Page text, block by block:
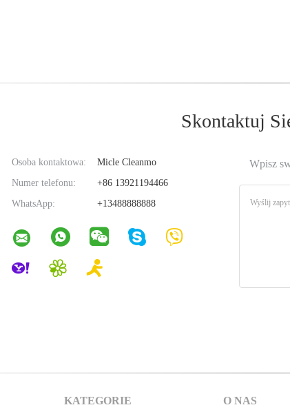
Skontaktuj
Osoba kontaktowa:
Micle Cleanmo
Numer telefonu:
+86 13921194466
WhatsApp:
+13488888888
Wpisz
KATEGORIE O NAS